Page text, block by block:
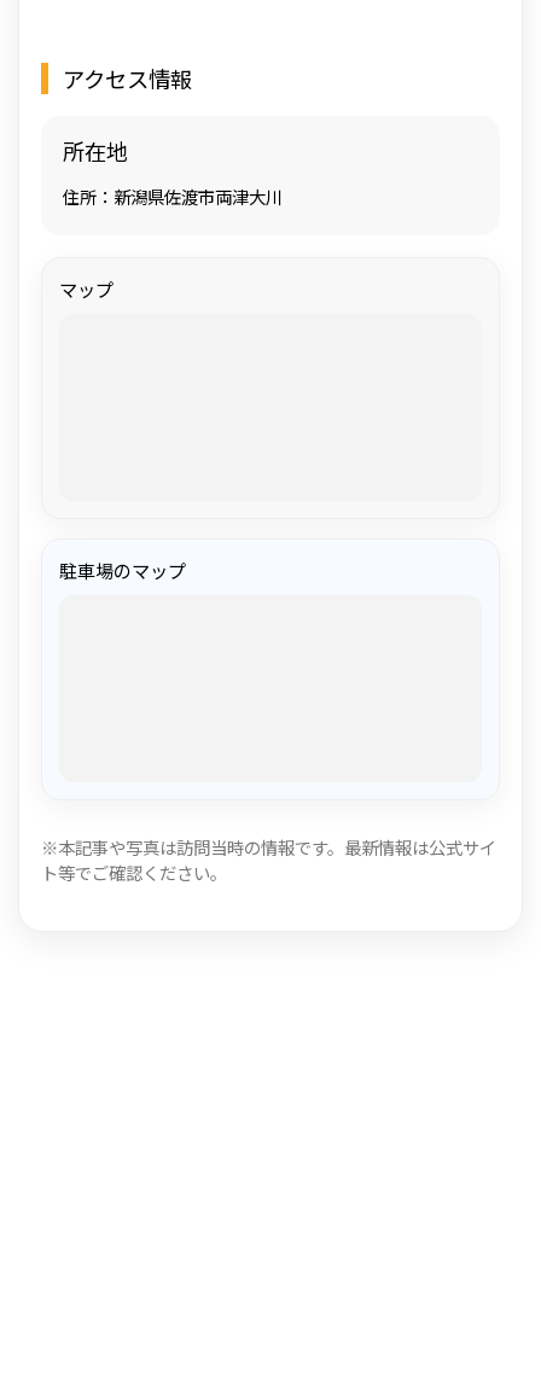
アクセス情報
所在地
住所：新潟県佐渡市両津大川
マップ
駐車場のマップ
※本記事や写真は訪問当時の情報です。最新情報は公式サイ
ト等でご確認ください。